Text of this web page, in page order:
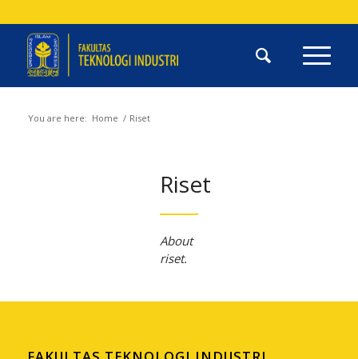
You are here: Home / Riset
Riset
About
riset.